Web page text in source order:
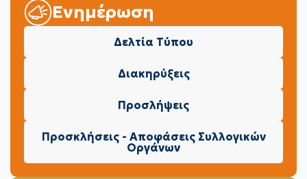
Ενημέρωση
Δελτία Τύπου
Διακηρύξεις
Προσλήψεις
Προσκλήσεις - Αποφάσεις Συλλογικών
Οργάνων